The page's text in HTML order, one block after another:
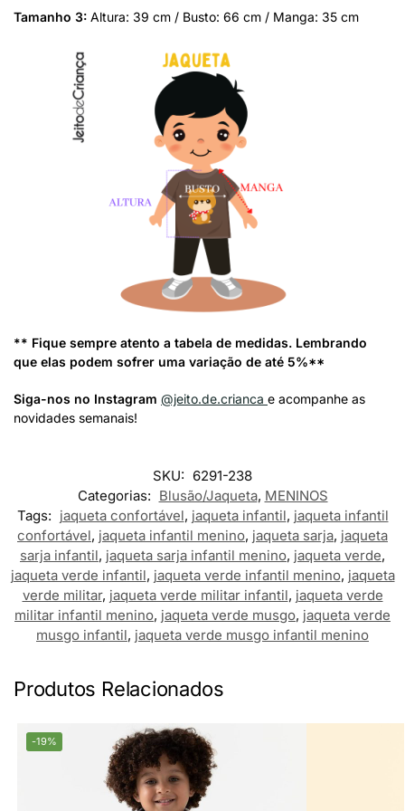
Tamanho 3: Altura: 39 cm / Busto: 66 cm / Manga: 35 cm
** Fique sempre atento a tabela de medidas. Lembrando
que elas podem sofrer uma variação de até 5%**
Siga-nos no Instagram @jeito.de.crianca e acompanhe as
novidades semanais!
SKU: 6291-238
Categorias: Blusão/Jaqueta, MENINOS
Tags: jaqueta confortável, jaqueta infantil, jaqueta infantil
confortável, jaqueta infantil menino, jaqueta sarja, jaqueta
sarja infantil, jaqueta sarja infantil menino, jaqueta verde,
jaqueta verde infantil, jaqueta verde infantil menino, jaqueta
verde militar, jaqueta verde militar infantil, jaqueta verde
militar infantil menino, jaqueta verde musgo, jaqueta verde
musgo infantil, jaqueta verde musgo infantil menino
Produtos Relacionados
-19%